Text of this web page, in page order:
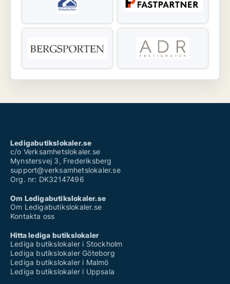
Ledigabutikslokaler.se
c/o Verksamhetslokaler.se
Mynstersvej 3, Frederiksberg
support@verksamhetslokaler.se
Org. nr: DK32147496
Om Ledigabutikslokaler.se
Om Ledigabutikslokaler.se
Kontakta oss
Hitta lediga butikslokaler
Lediga butikslokaler i Stockholm
Lediga butikslokaler Göteborg
Lediga butikslokaler i Malmö
Lediga butikslokaler i Uppsala